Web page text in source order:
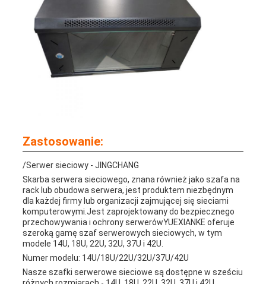
Zastosowanie:
/Serwer sieciowy - JINGCHANG
Skarba serwera sieciowego, znana również jako szafa na
rack lub obudowa serwera, jest produktem niezbędnym
dla każdej firmy lub organizacji zajmującej się sieciami
komputerowymi.Jest zaprojektowany do bezpiecznego
przechowywania i ochrony serwerówYUEXIANKE oferuje
szeroką gamę szaf serwerowych sieciowych, w tym
modele 14U, 18U, 22U, 32U, 37U i 42U.
Numer modelu: 14U/18U/22U/32U/37U/42U
Nasze szafki serwerowe sieciowe są dostępne w sześciu